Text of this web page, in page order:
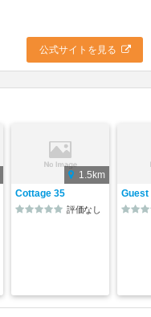
公式サイトを見る
1.5km
Cottage 35
評価なし